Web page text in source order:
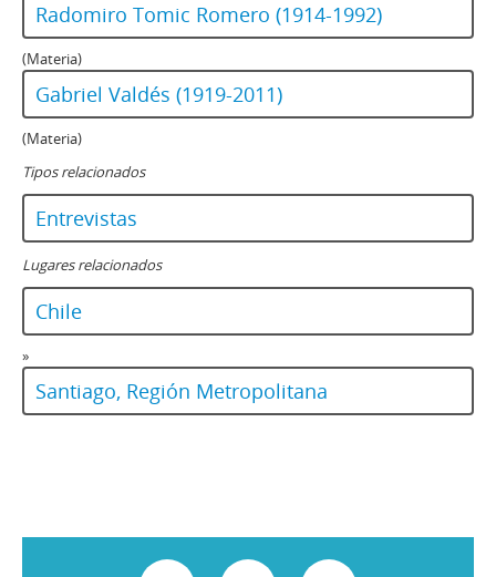
Radomiro Tomic Romero (1914-1992)
(Materia)
Gabriel Valdés (1919-2011)
(Materia)
Tipos relacionados
Entrevistas
Lugares relacionados
Chile
»
Santiago, Región Metropolitana